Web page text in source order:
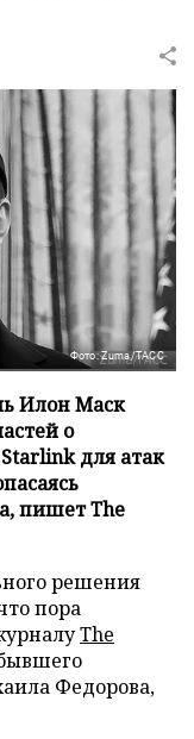
Фото: Zuma/ТАСС
Илон Маск
о
для атак
пишет The
решения
пора
The
Федорова,